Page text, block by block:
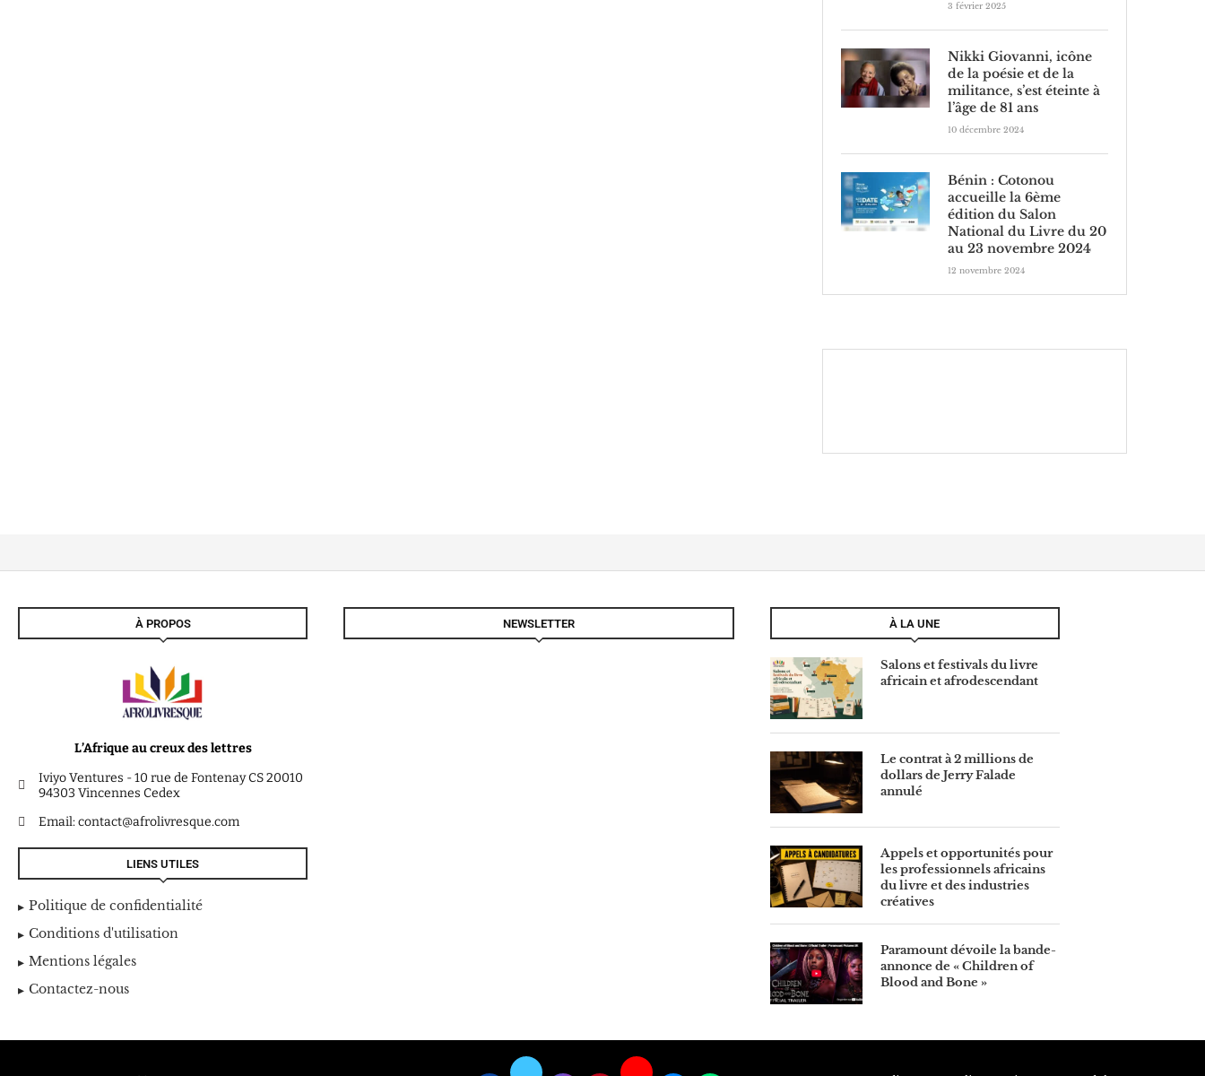
3 février 2025
Nikki Giovanni, icône
de la poésie et de la
militance, s’est éteinte à
l’âge de 81 ans
10 décembre 2024
Bénin : Cotonou
accueille la 6ème
édition du Salon
National du Livre du 20
au 23 novembre 2024
12 novembre 2024
À PROPOS
L’Afrique au creux des lettres
Iviyo Ventures - 10 rue de Fontenay CS 20010
94303 Vincennes Cedex
Email: contact@afrolivresque.com
LIENS UTILES
Politique de confidentialité
Conditions d'utilisation
Mentions légales
Contactez-nous
NEWSLETTER À LA UNE
Salons et festivals du livre
africain et afrodescendant
Le contrat à 2 millions de
dollars de Jerry Falade
annulé
Appels et opportunités pour
les professionnels africains
du livre et des industries
créatives
Paramount dévoile la bande-
annonce de « Children of
Blood and Bone »